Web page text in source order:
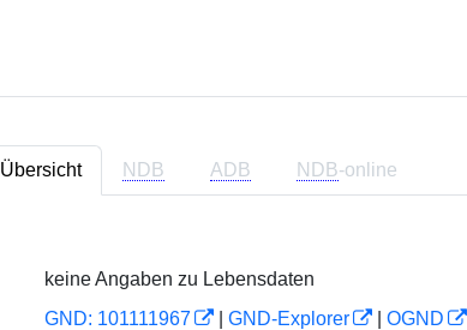
Übersicht NDB ADB NDB-online
keine Angaben zu Lebensdaten
GND: 101111967 GND-Explorer OGND